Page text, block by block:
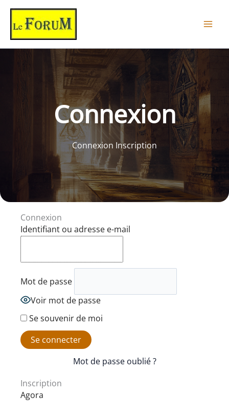
Aller
contenu
Connexion
Connexion Inscription
Connexion
Identifiant ou adresse e-mail
Mot de passe
Voir mot de passe
Se souvenir de moi
Mot de passe oublié ?
Inscription
Agora